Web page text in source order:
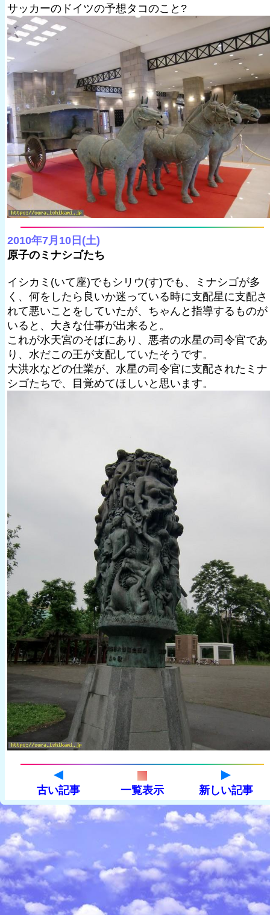
サッカーのドイツの予想タコのこと?
2010年7月10日(土)
原子のミナシゴたち
イシカミ(いて座)でもシリウ(す)でも、ミナシゴが多
く、何をしたら良いか迷っている時に支配星に支配さ
れて悪いことをしていたが、ちゃんと指導するものが
いると、大きな仕事が出来ると。
これが水天宮のそばにあり、悪者の水星の司令官であ
り、水だこの王が支配していたそうです。
大洪水などの仕業が、水星の司令官に支配されたミナ
シゴたちで、目覚めてほしいと思います。
古い記事 一覧表示 新しい記事